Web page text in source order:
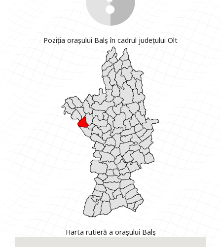
Poziția orașului Balș în cadrul județului Olt
Harta rutieră a orașului Balș